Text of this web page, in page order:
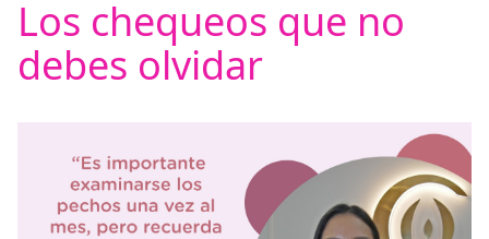
Los chequeos que no
debes olvidar